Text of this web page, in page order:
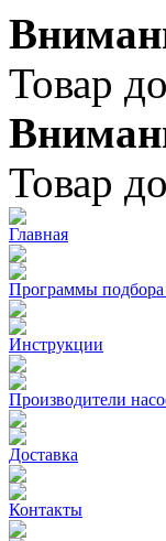
Товар
Товар
Главная
Программы подбора
Инструкции
Производители
Доставка
Контакты